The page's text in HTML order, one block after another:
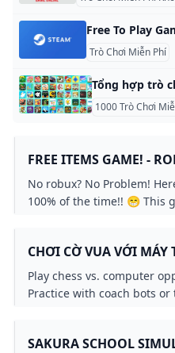
Free To Play
Trò Chơi Miễn Phí
1000 Trò Chơi
FREE ITEMS GAME! -
No robux? No Problem!
100% of the time!! 😁 This
DISCLAIMER: We dont
make free items. Roblox
them in our game. Please
game made by fans of
Roblox 📜 Scripter:
CHƠI CỜ VUA VỚI MÁY
Play chess vs. computer
Practice with coach bots
SAKURA SCHOOL